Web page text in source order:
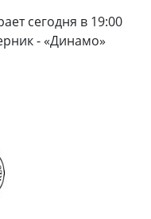
сегодня в 19:00
- «Динамо»